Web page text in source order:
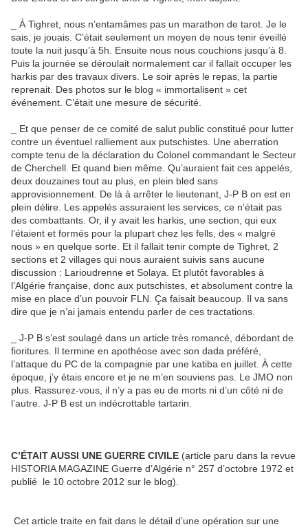
_ À Tighret, nous n’entamâmes pas un marathon de tarot. Je le
sais, je jouais. C’était seulement un moyen de nous tenir éveillé
toute la nuit jusqu’à 5h. Ensuite nous nous couchions jusqu’à 8.
Puis la journée se déroulait normalement car il fallait occuper les
harkis par des travaux divers. Le soir après le repas, la partie
reprenait. Des photos sur le blog « immortalisent » cet
événement. C’était une mesure de sécurité.
_ Et que penser de ce comité de salut public constitué pour lutter
contre un éventuel ralliement aux putschistes. Une aberration
compte tenu de la déclaration du Colonel commandant le Secteur
de Cherchell. Et quand bien même. Qu’auraient fait ces appelés,
deux douzaines tout au plus, en plein bled sans
approvisionnement. De là à arrêter le lieutenant, J-P B on est en
plein délire. Les appelés assuraient les services, ce n’était pas
des combattants. Or, il y avait les harkis, une section, qui eux
l’étaient et formés pour la plupart chez les fells, des « malgré
nous » en quelque sorte. Et il fallait tenir compte de Tighret, 2
sections et 2 villages qui nous auraient suivis sans aucune
discussion : Larioudrenne et Solaya. Et plutôt favorables à
l’Algérie française, donc aux putschistes, et absolument contre la
mise en place d’un pouvoir FLN. Ça faisait beaucoup. Il va sans
dire que je n’ai jamais entendu parler de ces tractations.
_ J-P B s’est soulagé dans un article très romancé, débordant de
fioritures. Il termine en apothéose avec son dada préféré,
l’attaque du PC de la compagnie par une katiba en juillet. À cette
époque, j’y étais encore et je ne m’en souviens pas. Le JMO non
plus. Rassurez-vous, il n’y a pas eu de morts ni d’un côté ni de
l’autre. J-P B est un indécrottable tartarin.
C’ÉTAIT AUSSI UNE GUERRE CIVILE (article paru dans la revue
HISTORIA MAGAZINE Guerre d’Algérie n° 257 d’octobre 1972 et
publié le 10 octobre 2012 sur le blog).
Cet article traite en fait dans le détail d’une opération sur une